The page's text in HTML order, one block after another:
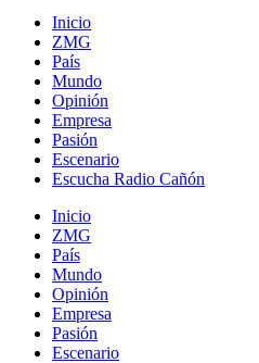
Inicio
ZMG
País
Mundo
Opinión
Empresa
Pasión
Escenario
Escucha Radio Cañón
Inicio
ZMG
País
Mundo
Opinión
Empresa
Pasión
Escenario